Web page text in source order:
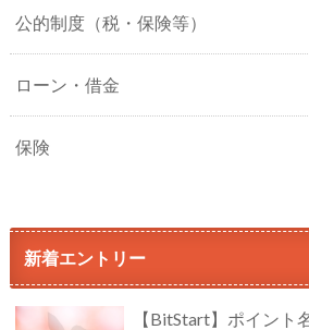
公的制度（税・保険等）
ローン・借金
保険
新着エントリー
【BitStart】ポイント